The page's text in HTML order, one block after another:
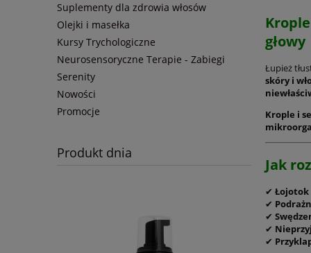
Suplementy dla zdrowia włosów
Olejki i masełka
Kursy Trychologiczne
Neurosensoryczne Terapie - Zabiegi
Serenity
Nowości
Promocje
Produkt dnia
głowy
Łupież
skóry i
Krople i
Jak
✔ Łojotok
✔
✔
✔
✔